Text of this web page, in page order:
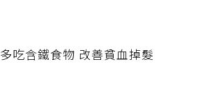
多吃含鐵食物 改善貧血掉髮